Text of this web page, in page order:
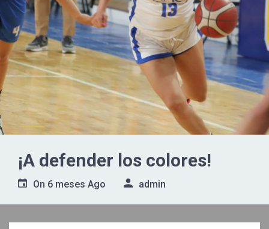
¡A defender los colores!
On 6 meses Ago admin